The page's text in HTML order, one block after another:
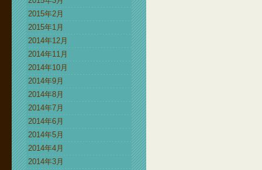
2015年2月
2015年1月
2014年12月
2014年11月
2014年10月
2014年9月
2014年8月
2014年7月
2014年6月
2014年5月
2014年4月
2014年3月